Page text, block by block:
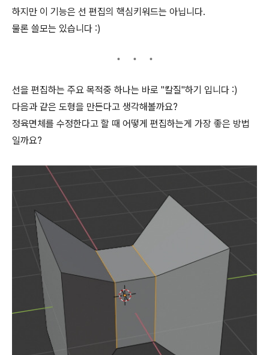
하지만 이 기능은 선 편집의 핵심키워드는 아닙니다.
물론 쓸모는 있습니다 :)
선을 편집하는 주요 목적중 하나는 바로 "칼질"하기 입니다 :)
다음과 같은 도형을 만든다고 생각해볼까요?
정육면체를 수정한다고 할 때 어떻게 편집하는게 가장 좋은 방법
일까요?